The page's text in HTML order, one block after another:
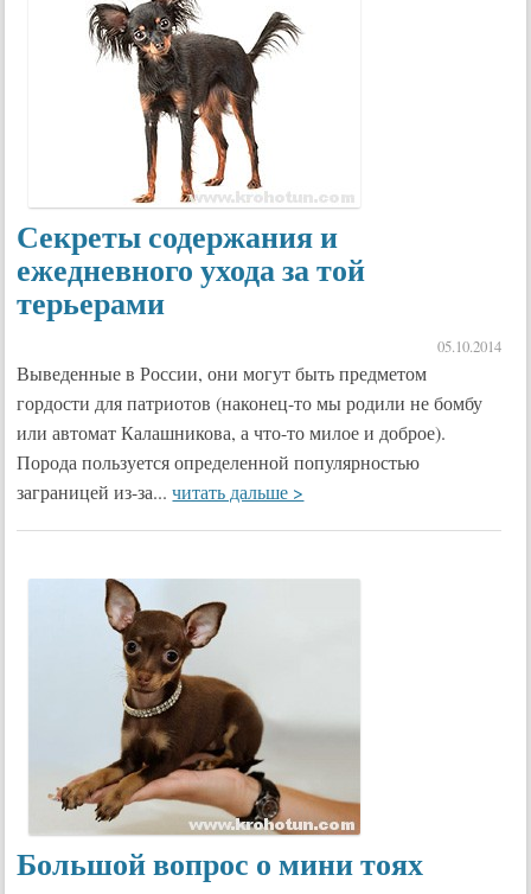
Секреты содержания и
ежедневного ухода за той
терьерами
05.10.2014
Выведенные в России, они могут быть предметом
гордости для патриотов (наконец-то мы родили не бомбу
или автомат Калашникова, а что-то милое и доброе).
Порода пользуется определенной популярностью
заграницей из-за... читать дальше >
Большой вопрос о мини тоях